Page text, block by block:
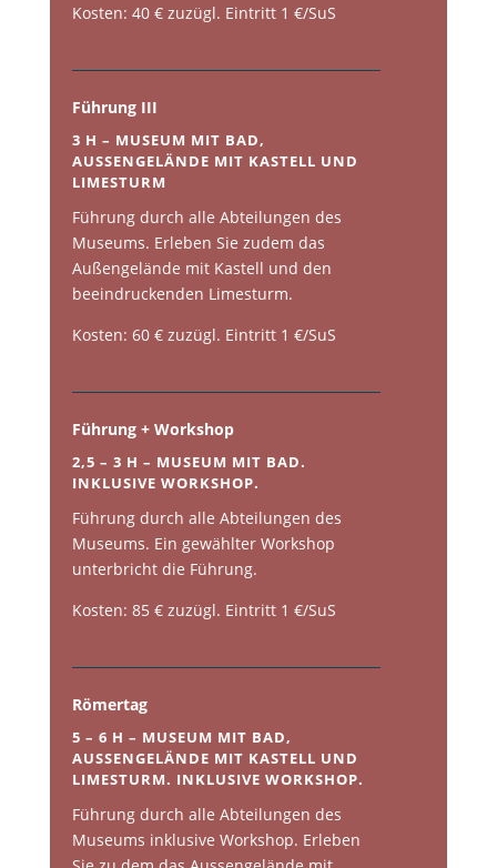
Kosten: 40 € zuzügl. Eintritt 1 €/SuS
Führung III
3 H – MUSEUM MIT BAD,
AUSSENGELÄNDE MIT KASTELL UND L
IMESTURM
Führung durch alle Abteilungen des
Museums. Erleben Sie zudem das
Außengelände mit Kastell und den
beeindruckenden Limesturm.
Kosten: 60 € zuzügl. Eintritt 1 €/SuS
Führung + Workshop
2,5 – 3 H – MUSEUM MIT BAD.
INKLUSIVE WORKSHOP.
Führung durch alle Abteilungen des
Museums. Ein gewählter Workshop
unterbricht die Führung.
Kosten: 85 € zuzügl. Eintritt 1 €/SuS
Römertag
5 – 6 H – MUSEUM MIT BAD,
AUSSENGELÄNDE MIT KASTELL UND
LIMESTURM. INKLUSIVE WORKSHOP.
Führung durch alle Abteilungen des
Museums inklusive Workshop. Erleben